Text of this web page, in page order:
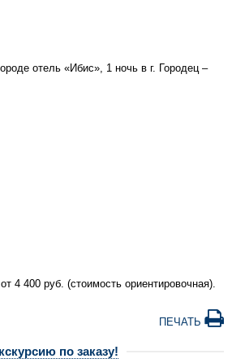
отель «Ибис», 1 ночь в г. Городец –
4 400 руб. (стоимость ориентировочная).
ПЕЧАТЬ
по заказу!